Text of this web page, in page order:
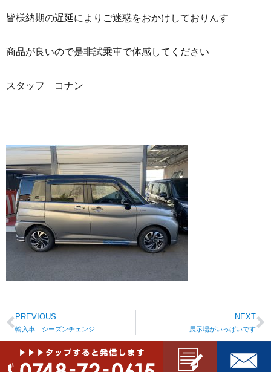
皆様納期の遅延によりご迷惑をおかけしておりんす
商品が良いので是非試乗車で体感してください
スタッフ コナン
PREVIOUS
輸入車 シーズンチェンジ
NEXT
展示場がいっぱいです